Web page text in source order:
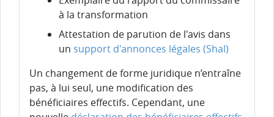
à la transformation
Attestation de parution de l'avis dans
un support d'annonces légales (Shal)
Un changement de forme juridique n’entraîne
pas, à lui seul, une modification des
bénéficiaires effectifs. Cependant, une